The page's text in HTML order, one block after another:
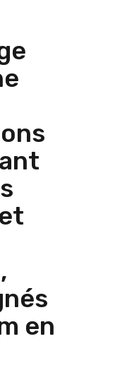
en